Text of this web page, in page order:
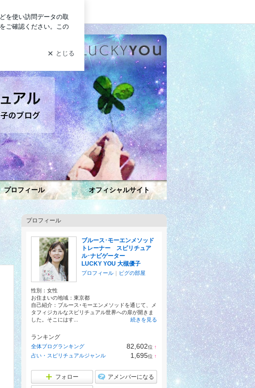
来スピリチュアル』ブルース・モーエンメソッド LUCKY YOU 大槻優
プロフィール
ブルース･モーエンメソッド
トレーナー スピリチュア
ル･ナビゲーター
LUCKY YOU 大槻優子
プロフィール ｜ ピグの部屋
性別： 女性
お住まいの地域： 東京都
自己紹介：ブルース･モーエンメソッドを通じて、メ
タフィジカルなスピリチュアル世界への扉が開きま
した。そこにはす...
続きを見る
ランキング
全体ブログランキング 82,602位 ↑
ン
占い・スピリチュアルジャンル 1,695位 ↑
フォロー アメンバーになる
プロフィール オフィシャルサイト